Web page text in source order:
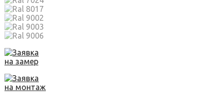
Заявка
на замер
Заявка
на монтаж